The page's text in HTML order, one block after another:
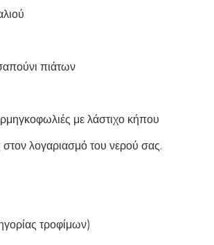
πιάτων
με λάστιχο κήπου
λογαριασμό του νερού σας.
τροφίμων)